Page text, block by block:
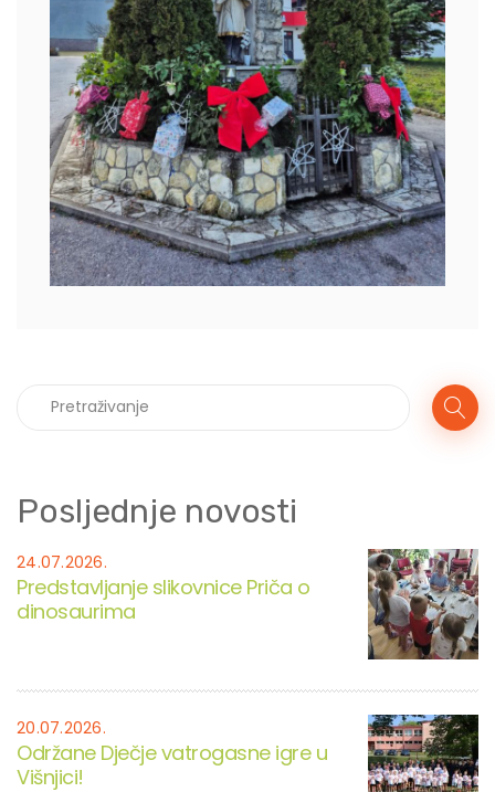
Posljednje novosti
24.07.2026.
Predstavljanje slikovnice Priča o
dinosaurima
20.07.2026.
Održane Dječje vatrogasne igre u
Višnjici!